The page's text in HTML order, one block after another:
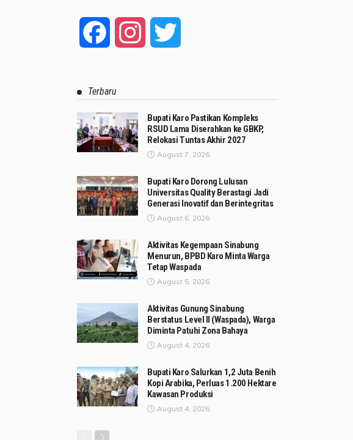
Facebook Instagram
Terbaru
Bupati Karo Pastikan Kompleks
RSUD Lama Diserahkan ke GBKP,
Relokasi Tuntas Akhir 2027
August 7, 2026
Bupati Karo Dorong Lulusan
Universitas Quality Berastagi Jadi
Generasi Inovatif dan Berintegritas
August 6, 2026
Aktivitas Kegempaan Sinabung
Menurun, BPBD Karo Minta Warga
Tetap Waspada
August 5, 2026
Aktivitas Gunung Sinabung
Berstatus Level II (Waspada), Warga
Diminta Patuhi Zona Bahaya
August 4, 2026
Bupati Karo Salurkan 1,2 Juta Benih
Kopi Arabika, Perluas 1.200 Hektare
Kawasan Produksi
August 4, 2026